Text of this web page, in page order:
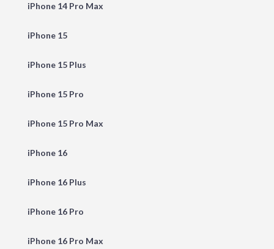
iPhone 14 Pro Max
iPhone 15
iPhone 15 Plus
iPhone 15 Pro
iPhone 15 Pro Max
iPhone 16
iPhone 16 Plus
iPhone 16 Pro
iPhone 16 Pro Max